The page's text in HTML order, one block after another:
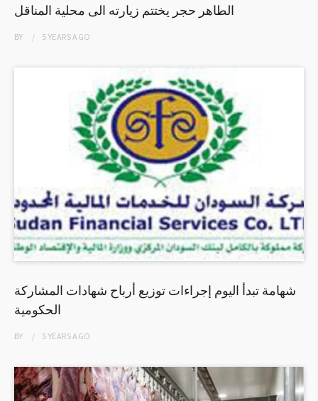
الطاهر حجر يختتم زيارته الى محلية المناقل
BY 5 YEARSAGO
شهامة تبدأ اليوم إجراءات توزيع أرباح شهادات المشاركة
الحكومية
BY 5 YEARSAGO